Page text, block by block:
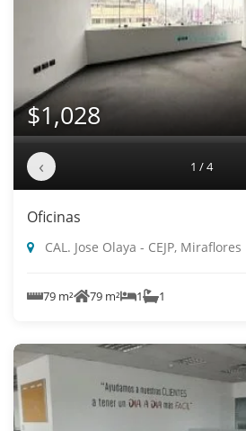
$1,028
‹ 1 / 4
Oficinas
CAL. Jose Olaya - CEJP, Miraflores
79 m² 79 m² 1 1